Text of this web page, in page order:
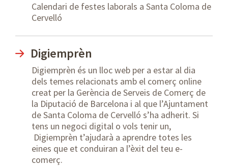
Calendari de festes laborals a Santa Coloma de
Cervelló
Digiemprèn
Digiemprèn és un lloc web per a estar al dia
dels temes relacionats amb el comerç online
creat per la Gerència de Serveis de Comerç de
la Diputació de Barcelona i al que l’Ajuntament
de Santa Coloma de Cervelló s’ha adherit. Si
tens un negoci digital o vols tenir un,
Digiemprèn t’ajudarà a aprendre totes les
eines que et conduiran a l’èxit del teu e-
comerç.